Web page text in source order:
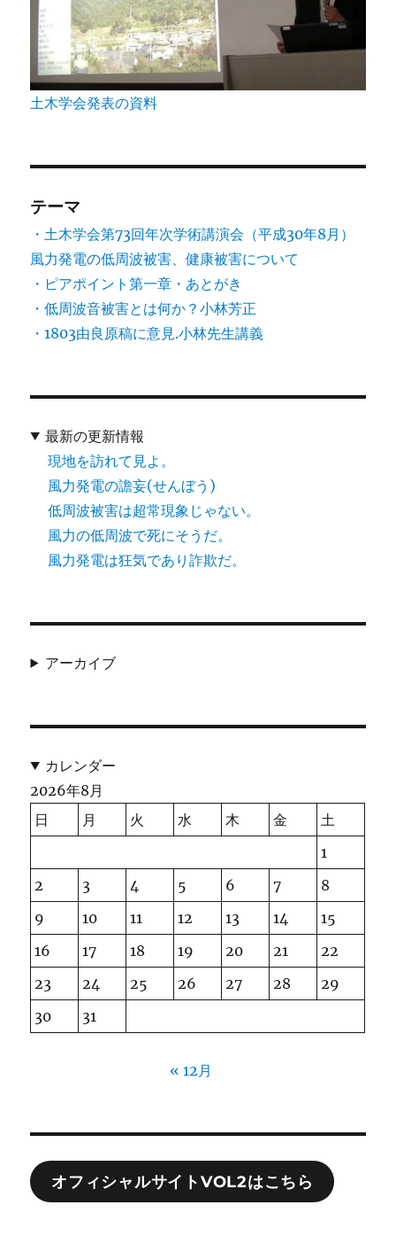
土木学会発表の資料
テーマ
・土木学会第73回年次学術講演会（平成30年8月）
風力発電の低周波被害、健康被害について
・ピアポイント第一章・あとがき
・低周波音被害とは何か？小林芳正
・1803由良原稿に意見.小林先生講義
最新の更新情報
現地を訪れて見よ。
風力発電の譫妄(せんぼう)
低周波被害は超常現象じゃない。
風力の低周波で死にそうだ。
風力発電は狂気であり詐欺だ。
アーカイブ
カレンダー
2026年8月
日
月 火 水 木 金
土
1
2
3 4 5 6 7
8
9
10 11 12 13 14
15
16
17 18 19 20 21
22
23
24 25 26 27 28
29
30
31
« 12月
オフィシャルサイトVOL2はこちら